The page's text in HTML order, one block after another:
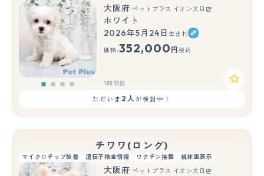
大阪府 ペットプラス イオン大日店
ホワイト
2026年5月24日 生まれ
価格:352,000 円 税込
1時間前
ただいま 2人が検討中！
チワワ(ロング)
マイクロチップ装着 遺伝子検査情報 ワクチン接種 親体重表示
大阪府 ペットプラス イオン大日店